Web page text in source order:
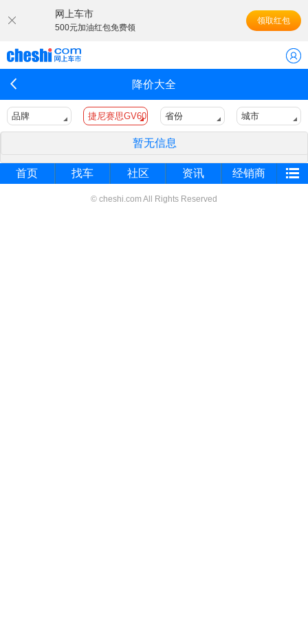
网上车市
500元加油红包免费领
领取红包
降价大全
品牌 捷尼赛思GV60 省份 城市
暂无信息
首页 找车 社区 资讯 经销商
© cheshi.com All Rights Reserved